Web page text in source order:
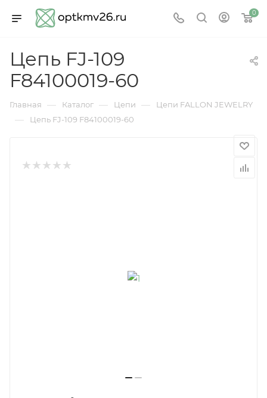
0
Цепь FJ-109
F84100019-60
Главная — Каталог — Цепи — Цепи FALLON JEWELRY
— Цепь FJ-109 F84100019-60